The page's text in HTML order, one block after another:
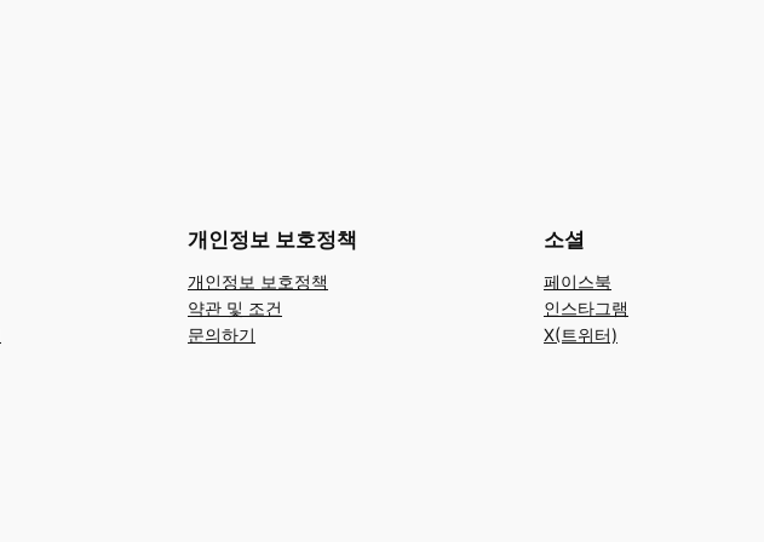
개인정보 보호정책
개인정보 보호정책
약관 및 조건
문의하기
소셜
페이스북
인스타그램
X(트위터)